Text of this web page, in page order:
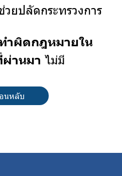
ยปลัดกระทรวงการ
ำผิดกฎหมายใน
านมา ไม่มี
นหลับ